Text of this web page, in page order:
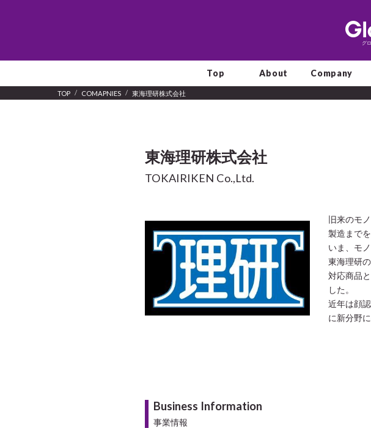
グ
Top About Company
TOP COMAPNIES 東海理研株式会社
東海理研株式会社
TOKAIRIKEN Co.,Ltd.
旧来のモ
製造まで
いま、モ
東海理研
対応商品
した。
近年は顔
に新分野
Business Information
事業情報